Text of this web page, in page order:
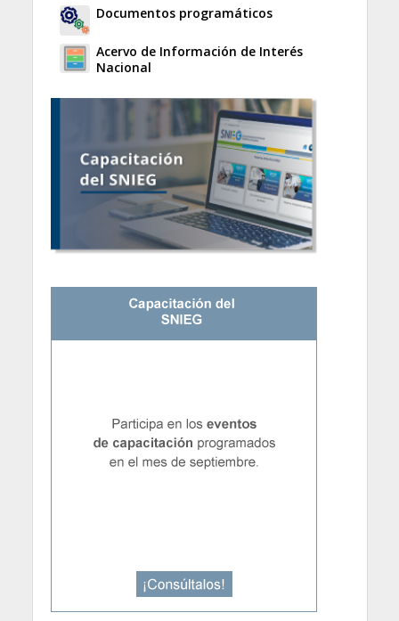
Documentos programáticos
Acervo de Información de Interés
Nacional